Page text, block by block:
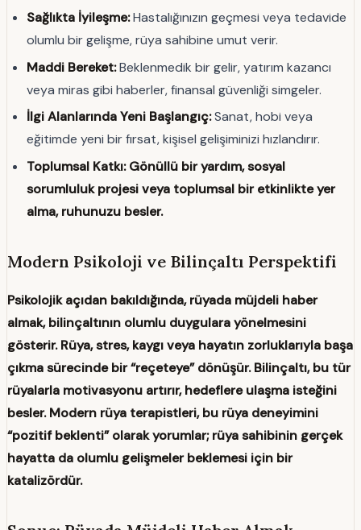
Sağlıkta İyileşme:Hastalığınızın geçmesi veya tedavide
olumlu bir gelişme, rüya sahibine umut verir.
Maddi Bereket:Beklenmedik bir gelir, yatırım kazancı
veya miras gibi haberler, finansal güvenliği simgeler.
İlgi Alanlarında Yeni Başlangıç:Sanat, hobi veya
eğitimde yeni bir fırsat, kişisel gelişiminizi hızlandırır.
Toplumsal Katkı: Gönüllü bir yardım, sosyal
sorumluluk projesi veya toplumsal bir etkinlikte yer
alma, ruhunuzu besler.
Modern Psikoloji ve Bilinçaltı Perspektifi
Psikolojik açıdan bakıldığında, rüyada müjdeli haber
almak, bilinçaltının olumlu duygulara yönelmesini
gösterir. Rüya, stres, kaygı veya hayatın zorluklarıyla başa
çıkma sürecinde bir “reçeteye” dönüşür. Bilinçaltı, bu tür
rüyalarla motivasyonu artırır, hedeflere ulaşma isteğini
besler. Modern rüya terapistleri, bu rüya deneyimini
“pozitif beklenti” olarak yorumlar; rüya sahibinin gerçek
hayatta da olumlu gelişmeler beklemesi için bir
katalizördür.